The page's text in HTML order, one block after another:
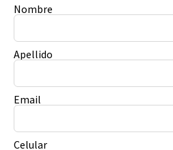
Nombre
Apellido
Email
Celular